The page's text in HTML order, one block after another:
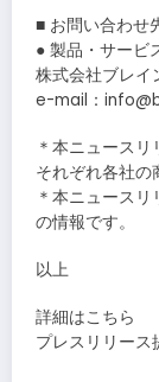
■ お問い合わせ
● 製品・サービ
株式会社ブレイ
e-mail：
＊本ニュースリ
それぞれ各社の
＊本ニュース
の情報です。
以上
詳細はこちら
プレスリリース